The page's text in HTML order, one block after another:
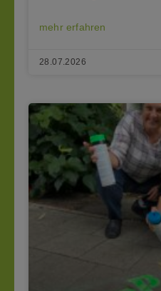
mehr erfahren
28.07.2026